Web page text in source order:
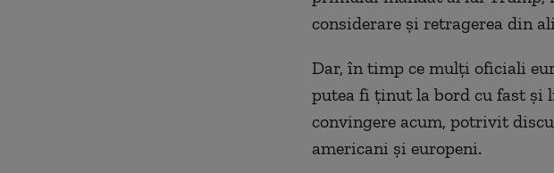
considerare şi retragerea din
Dar, în timp ce mulţi oficiali
putea fi ţinut la bord cu fast şi
convingere acum, potrivit
americani şi europeni.